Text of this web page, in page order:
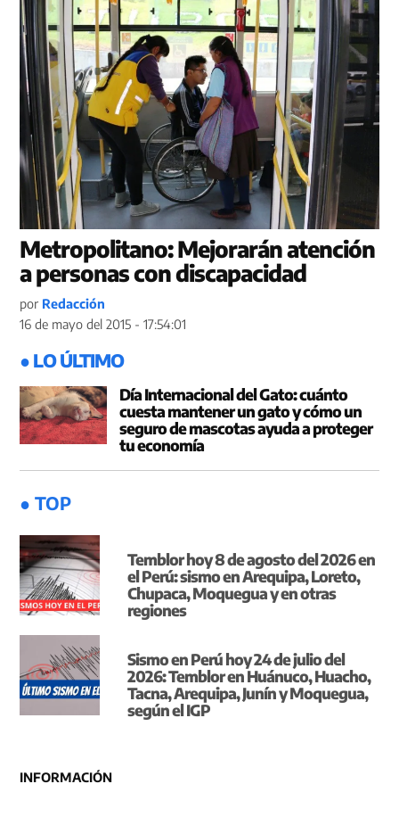
Metropolitano: Mejorarán atención
a personas con discapacidad
por Redacción
16 de mayo del 2015 - 17:54:01
● LO ÚLTIMO
Día Internacional del Gato: cuánto
cuesta mantener un gato y cómo un
seguro de mascotas ayuda a proteger
tu economía
● TOP
Temblor hoy 8 de agosto del 2026 en
el Perú: sismo en Arequipa, Loreto,
Chupaca, Moquegua y en otras
regiones
Sismo en Perú hoy 24 de julio del
2026: Temblor en Huánuco, Huacho,
Tacna, Arequipa, Junín y Moquegua,
según el IGP
INFORMACIÓN